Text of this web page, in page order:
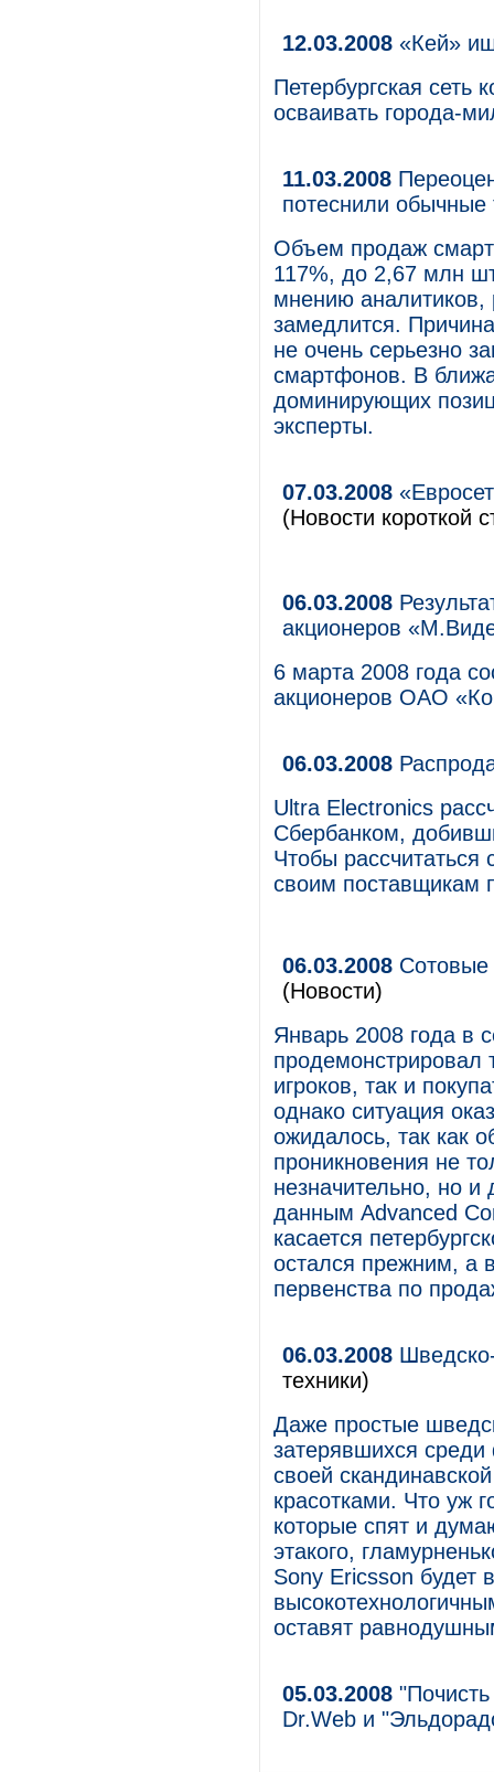
12.03.2008 «Кей»
Петербургская сеть
осваивать города-
11.03.2008
потеснили обычные
Объем продаж
117%, до 2,67 млн
мнению аналитиков,
замедлится.
не очень серьезно
смартфонов. В
доминирующих
эксперты.
07.03.2008
(Новости короткой
06.03.2008
акционеров
6 марта 2008 года
акционеров ОАО
06.03.2008
Ultra Electronics
Сбербанком,
Чтобы
своим поставщикам
06.03.2008 Сотовые
(Новости)
Январь 2008 года в
продемонстрировал
игроков, так и
однако ситуация
ожидалось, так как
проникновения не
незначительно, но и
данным Advanced
касается
остался прежним, а
первенства по
06.03.2008
техники)
Даже простые
затерявшихся
своей
красотками. Что уж
которые спят и
этакого,
Sony Ericsson будет
оставят
05.03.2008
Dr.Web и